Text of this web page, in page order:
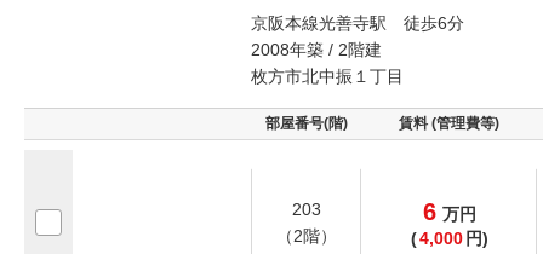
京阪本線光善寺駅 徒歩6分
2008年築 / 2階建
枚方市北中振１丁目
部屋番号(階) 賃料 (管理費等)
203
（2階）
6 万円
(4,000 円)